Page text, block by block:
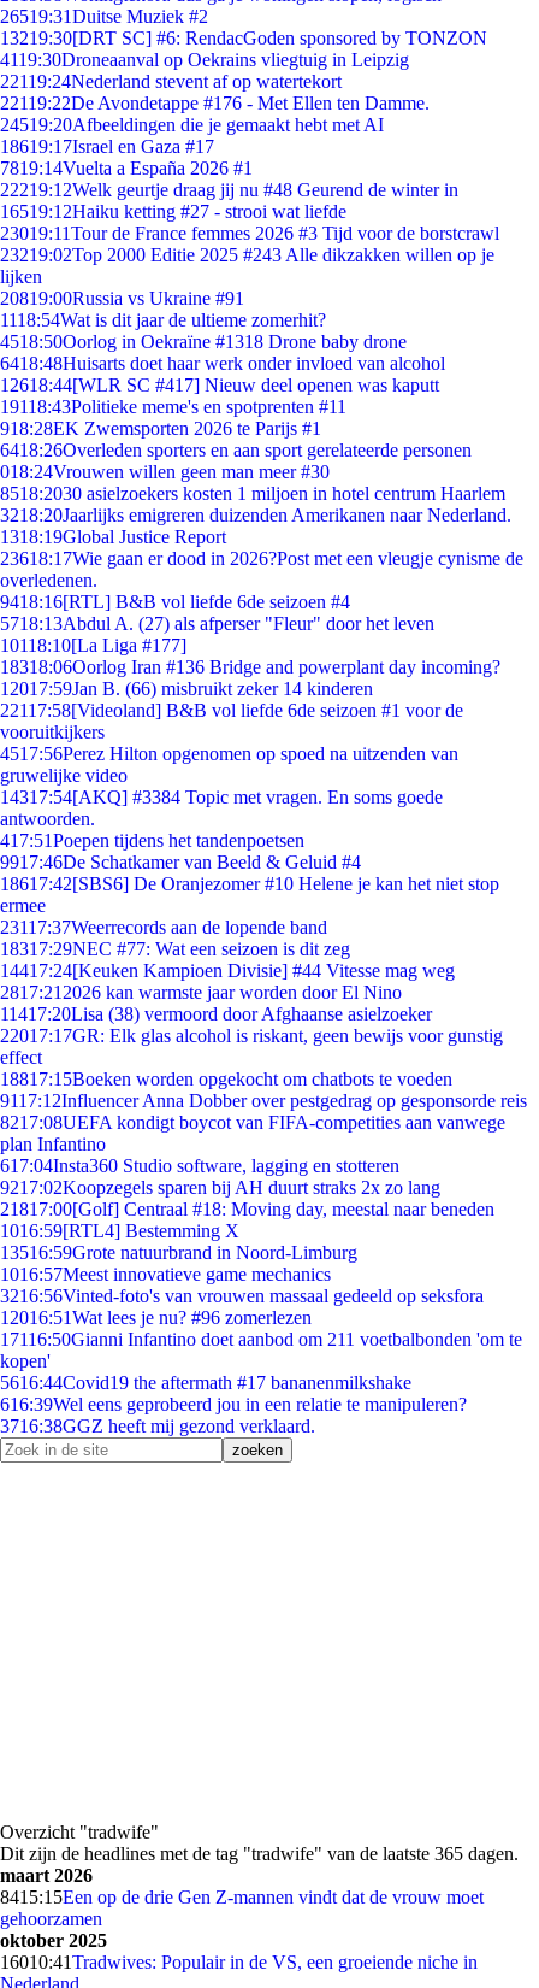
26519:31Duitse Muziek #2
13219:30[DRT SC] #6: RendacGoden sponsored by TONZON
4119:30Droneaanval op Oekrains vliegtuig in Leipzig
22119:24Nederland stevent af op watertekort
22119:22De Avondetappe #176 - Met Ellen ten Damme.
24519:20Afbeeldingen die je gemaakt hebt met AI
18619:17Israel en Gaza #17
7819:14Vuelta a España 2026 #1
22219:12Welk geurtje draag jij nu #48 Geurend de winter in
16519:12Haiku ketting #27 - strooi wat liefde
23019:11Tour de France femmes 2026 #3 Tijd voor de borstcrawl
23219:02Top 2000 Editie 2025 #243 Alle dikzakken willen op je
lijken
20819:00Russia vs Ukraine #91
1118:54Wat is dit jaar de ultieme zomerhit?
4518:50Oorlog in Oekraïne #1318 Drone baby drone
6418:48Huisarts doet haar werk onder invloed van alcohol
12618:44[WLR SC #417] Nieuw deel openen was kaputt
19118:43Politieke meme's en spotprenten #11
918:28EK Zwemsporten 2026 te Parijs #1
6418:26Overleden sporters en aan sport gerelateerde personen
018:24Vrouwen willen geen man meer #30
8518:2030 asielzoekers kosten 1 miljoen in hotel centrum Haarlem
3218:20Jaarlijks emigreren duizenden Amerikanen naar Nederland.
1318:19Global Justice Report
23618:17Wie gaan er dood in 2026?Post met een vleugje cynisme de
overledenen.
9418:16[RTL] B&B vol liefde 6de seizoen #4
5718:13Abdul A. (27) als afperser "Fleur" door het leven
10118:10[La Liga #177]
18318:06Oorlog Iran #136 Bridge and powerplant day incoming?
12017:59Jan B. (66) misbruikt zeker 14 kinderen
22117:58[Videoland] B&B vol liefde 6de seizoen #1 voor de
vooruitkijkers
4517:56Perez Hilton opgenomen op spoed na uitzenden van
gruwelijke video
14317:54[AKQ] #3384 Topic met vragen. En soms goede
antwoorden.
417:51Poepen tijdens het tandenpoetsen
9917:46De Schatkamer van Beeld & Geluid #4
18617:42[SBS6] De Oranjezomer #10 Helene je kan het niet stop
ermee
23117:37Weerrecords aan de lopende band
18317:29NEC #77: Wat een seizoen is dit zeg
14417:24[Keuken Kampioen Divisie] #44 Vitesse mag weg
2817:21 2026 kan warmste jaar worden door El Nino
11417:20Lisa (38) vermoord door Afghaanse asielzoeker
22017:17GR: Elk glas alcohol is riskant, geen bewijs voor gunstig
effect
18817:15Boeken worden opgekocht om chatbots te voeden
9117:12Influencer Anna Dobber over pestgedrag op gesponsorde reis
8217:08UEFA kondigt boycot van FIFA-competities aan vanwege
plan Infantino
617:04Insta360 Studio software, lagging en stotteren
9217:02Koopzegels sparen bij AH duurt straks 2x zo lang
21817:00[Golf] Centraal #18: Moving day, meestal naar beneden
1016:59[RTL4] Bestemming X
13516:59Grote natuurbrand in Noord-Limburg
1016:57Meest innovatieve game mechanics
3216:56Vinted-foto's van vrouwen massaal gedeeld op seksfora
12016:51Wat lees je nu? #96 zomerlezen
17116:50Gianni Infantino doet aanbod om 211 voetbalbonden 'om te
kopen'
5616:44Covid19 the aftermath #17 bananenmilkshake
616:39Wel eens geprobeerd jou in een relatie te manipuleren?
3716:38GGZ heeft mij gezond verklaard.
Overzicht "tradwife"
Dit zijn de headlines met de tag "tradwife" van de laatste 365 dagen.
maart 2026
8415:15Een op de drie Gen Z-mannen vindt dat de vrouw moet
gehoorzamen
oktober 2025
16010:41Tradwives: Populair in de VS, een groeiende niche in
Nederland